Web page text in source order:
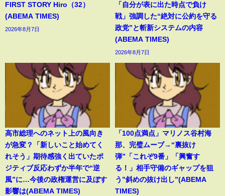
FIRST STORY Hiro（32）
(ABEMA TIMES)
2026年8月7日
「自分が表に出た時点で負け
戦」強調した“絶対に公約を守る
政党”と斬新システムの内容
(ABEMA TIMES)
2026年8月7日
高市総理へのネット上の風向き
が急変？「新しいこと始めてく
れそう」期待感強く出ていたポ
ジティブ反応わずか半年で“逆
風”に…今後の政権運営に及ぼす
影響は(ABEMA TIMES)
「100点満点」マリノス谷村海
那、完璧ムーブ→“裏抜け
弾”「これぞ9番」「興奮す
る！」相手守備のギャップを狙
う”斜めの抜け出し”(ABEMA
TIMES)